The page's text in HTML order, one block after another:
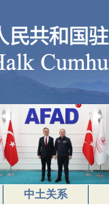
中土关系